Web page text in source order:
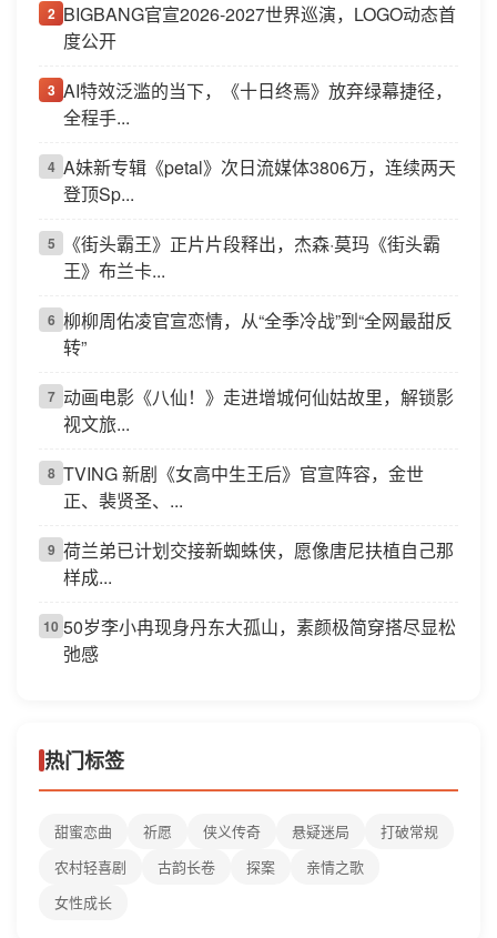
2 BIGBANG官宣2026-2027世界巡演，LOGO动态首
度公开
3 AI特效泛滥的当下，《十日终焉》放弃绿幕捷径，
全程手...
4 A妹新专辑《petal》次日流媒体3806万，连续两天
登顶Sp...
5
《街头霸王》正片片段释出，杰森·莫玛《街头霸
王》布兰卡...
6 柳柳周佑凌官宣恋情，从“全季冷战”到“全网最甜反
转”
7 动画电影《八仙！》走进增城何仙姑故里，解锁影
视文旅...
8 TVING 新剧《女高中生王后》官宣阵容，金世
正、裴贤圣、...
9 荷兰弟已计划交接新蜘蛛侠，愿像唐尼扶植自己那
样成...
10 50岁李小冉现身丹东大孤山，素颜极简穿搭尽显松
弛感
热门标签
甜蜜恋曲 祈愿 侠义传奇 悬疑迷局
打破常规
农村轻喜剧
古韵长卷 探案
亲情之歌
女性成长